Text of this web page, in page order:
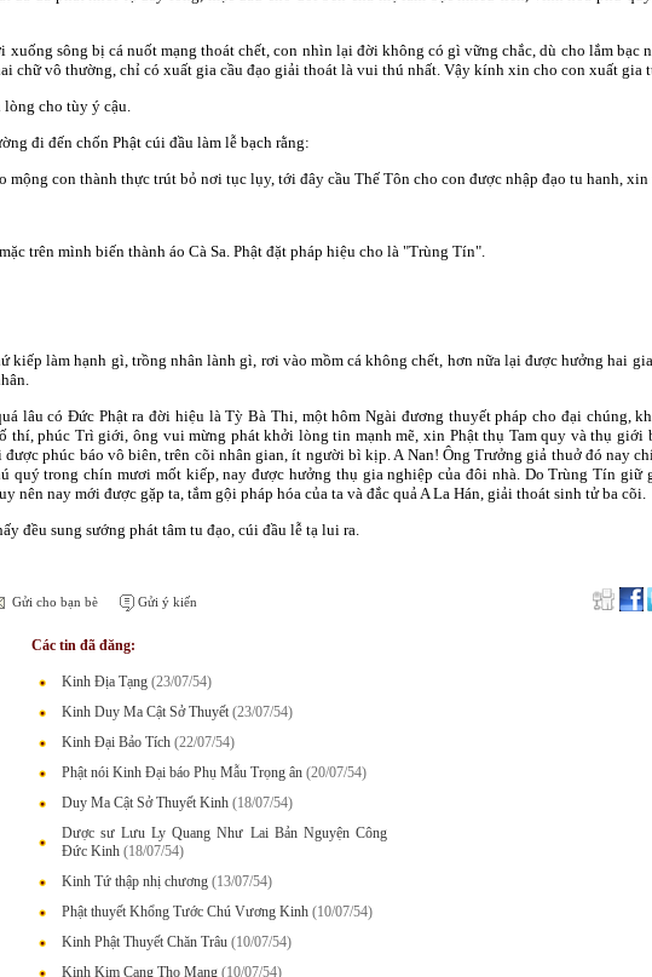
xuống sông bị cá nuốt mạng thoát chết, con nhìn lại đời không có gì vững chắc, dù cho lắm bạc
chữ vô thường, chỉ có xuất gia cầu đạo giải thoát là vui thú nhất. Vậy kính xin cho con xuất gia
lòng cho tùy ý cậu.
đi đến chốn Phật cúi đầu làm lễ bạch rằng:
con thành thực trút bỏ nơi tục lụy, tới đây cầu Thế Tôn cho con được nhập đạo tu hanh,
trên mình biến thành áo Cà Sa. Phật đặt pháp hiệu cho là "Trùng Tín".
làm hạnh gì, trồng nhân lành gì, rơi vào mồm cá không chết, hơn nữa lại được hưởng hai
lâu có Ðức Phật ra đời hiệu là Tỳ Bà Thi, một hôm Ngài đương thuyết pháp cho đại chúng,
thí, phúc Trì giới, ông vui mừng phát khởi lòng tin mạnh mẽ, xin Phật thụ Tam quy và thụ giới
phúc báo vô biên, trên cõi nhân gian, ít người bì kịp. A Nan! Ông Trưởng giả thuở đó nay
quý trong chín mươi mốt kiếp, nay được hưởng thụ gia nghiệp của đôi nhà. Do Trùng Tín giữ
nên nay mới được gặp ta, tắm gội pháp hóa của ta và đắc quả A La Hán, giải thoát sinh tử ba cõi.
đều sung sướng phát tâm tu đạo, cúi đầu lễ tạ lui ra.
Gửi cho bạn bè Gửi ý kiến
Các tin đã đăng:
Kinh Địa Tạng (23/07/54)
Kinh Duy Ma Cật Sở Thuyết (23/07/54)
Kinh Đại Bảo Tích (22/07/54)
Phật nói Kinh Đại báo Phụ Mẫu Trọng ân (20/07/54)
Duy Ma Cật Sở Thuyết Kinh (18/07/54)
Dược sư Lưu Ly Quang Như Lai Bản Nguyện Công
Đức Kinh (18/07/54)
Kinh Tứ thập nhị chương (13/07/54)
Phật thuyết Khổng Tước Chú Vương Kinh (10/07/54)
Kinh Phật Thuyết Chăn Trâu (10/07/54)
Kinh Kim Cang Thọ Mạng (10/07/54)